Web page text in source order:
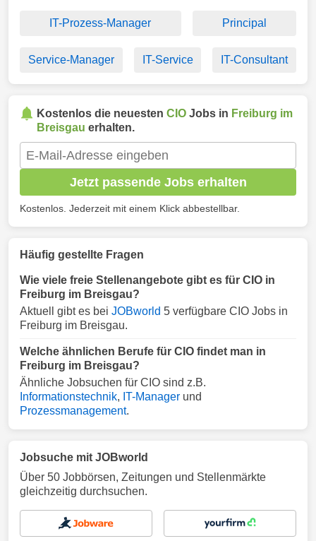
IT-Prozess-Manager Principal
Service-Manager IT-Service IT-Consultant
Kostenlos die neuesten CIO Jobs in Freiburg im
Breisgau erhalten.
Jetzt passende Jobs erhalten
Kostenlos. Jederzeit mit einem Klick abbestellbar.
Häufig gestellte Fragen
Wie viele freie Stellenangebote gibt es für CIO in
Freiburg im Breisgau?
Aktuell gibt es bei JOBworld 5 verfügbare CIO Jobs in
Freiburg im Breisgau.
Welche ähnlichen Berufe für CIO findet man in
Freiburg im Breisgau?
Ähnliche Jobsuchen für CIO sind z.B.
Informationstechnik, IT-Manager und
Prozessmanagement.
Jobsuche mit JOBworld
Über 50 Jobbörsen, Zeitungen und Stellenmärkte
gleichzeitig durchsuchen.